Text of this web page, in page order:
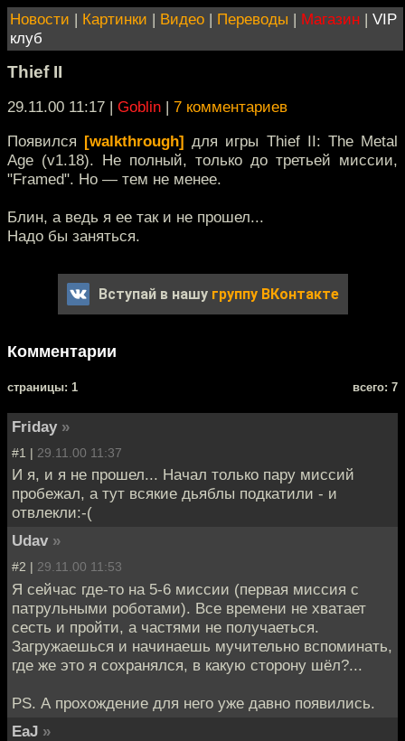
Новости | Картинки | Видео | Переводы | Магазин | VIP
клуб
Thief II
29.11.00 11:17 | Goblin | 7 комментариев
Появился [walkthrough] для игры Thief II: The Metal
Age (v1.18). Не полный, только до третьей миссии,
"Framed". Но — тем не менее.
Блин, а ведь я ее так и не прошел...
Надо бы заняться.
Вступай в нашу группу ВКонтакте
Комментарии
cтраницы: 1 всего: 7
Friday »
#1 | 29.11.00 11:37
И я, и я не прошел... Начал только пару миссий
пробежал, а тут всякие дьяблы подкатили - и
отвлекли:-(
Udav »
#2 | 29.11.00 11:53
Я сейчас где-то на 5-6 миссии (первая миссия с
патрульными роботами). Все времени не хватает
сесть и пройти, а частями не получаеться.
Загружаешься и начинаешь мучительно вспоминать,
где же это я сохранялся, в какую сторону шёл?...
PS. А прохождение для него уже давно появились.
EaJ »